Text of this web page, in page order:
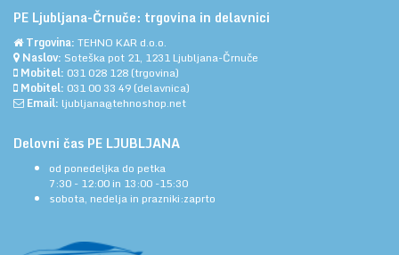
PE Ljubljana-Črnuče: trgovina in delavnici
Trgovina: TEHNO KAR d.o.o.
Naslov: Soteška pot 21, 1231 Ljubljana-Črnuče
Mobitel: 031 028 128 (trgovina)
Mobitel: 031 00 33 49 (delavnica)
Email: ljubljana@tehnoshop.net
Delovni čas PE LJUBLJANA
od ponedeljka do petka
7:30 - 12:00 in 13:00 -15:30
sobota, nedelja in prazniki:zaprto